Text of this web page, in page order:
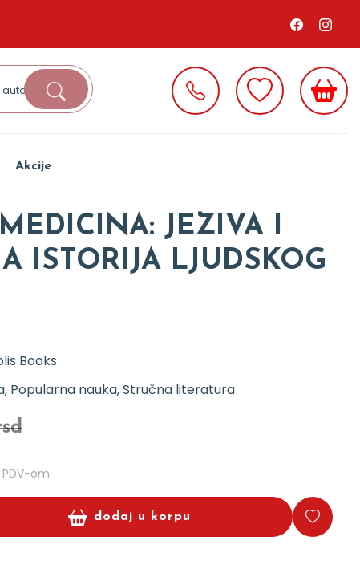
Akcije
JEZIVA I
ISTORIJA LJUDSKOG
Books
Popularna nauka, Stručna literatura
om.
dodaj u korpu